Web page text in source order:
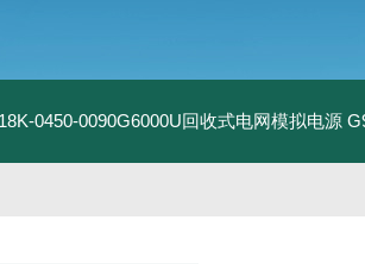
0450-0090G6000U回收式电网模拟电源